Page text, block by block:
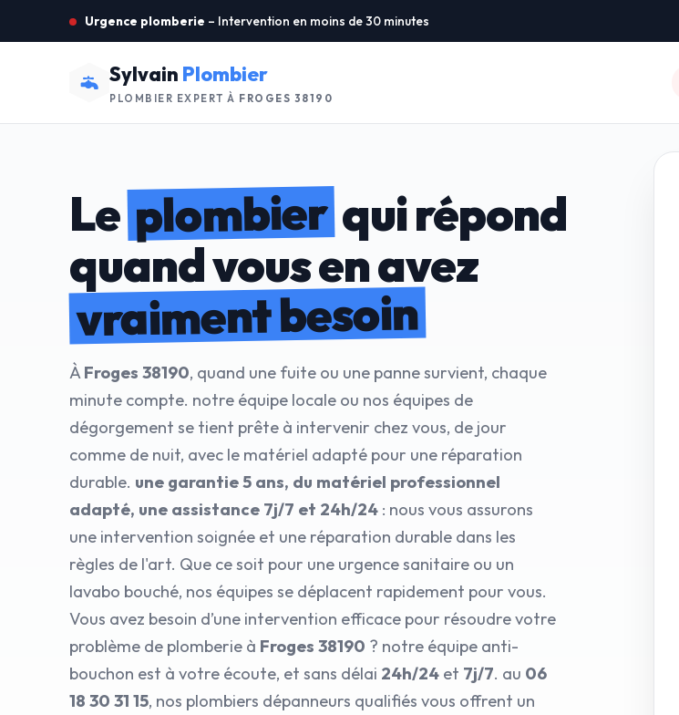
Urgence plomberie – Intervention en moins de 30 minutes
Sylvain Plombier
PLOMBIER EXPERT À FROGES 38190
Leplombierqui répond
quand vous en avez
vraiment besoin
ÀFroges 38190, quand une fuite ou une panne survient, chaque
minute compte. notre équipe locale ou nos équipes de
dégorgement se tient prête à intervenir chez vous, de jour
comme de nuit, avec le matériel adapté pour une réparation
durable. une garantie 5 ans, du matériel professionnel
adapté, une assistance 7j/7 et 24h/24 : nous vous assurons
une intervention soignée et une réparation durable dans les
règles de l'art. Que ce soit pour une urgence sanitaire ou un
lavabo bouché, nos équipes se déplacent rapidement pour vous.
Vous avez besoin d’une intervention efficace pour résoudre votre
problème de plomberie à Froges 38190 ? notre équipe anti-
bouchon est à votre écoute, et sans délai 24h/24 et 7j/7. au 06
18 30 31 15, nos plombiers dépanneurs qualifiés vous offrent un